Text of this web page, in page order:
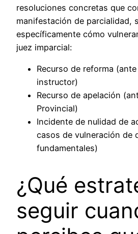
resoluciones concretas que
manifestación de parcialidad,
específicamente cómo
juez imparcial:
Recurso de reforma
instructor)
Recurso de apelación
Provincial)
Incidente de nulidad de
casos de vulneración de
fundamentales)
¿Qué
seguir